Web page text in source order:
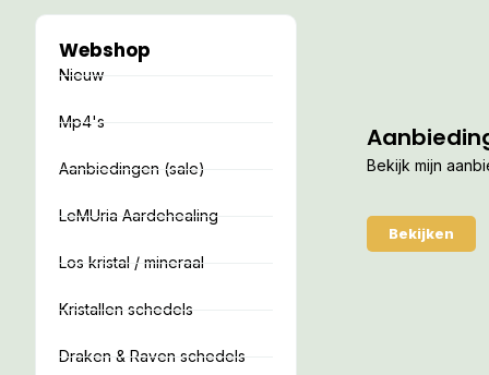
Webshop
Nieuw
Mp4's
Aanbiedingen (sale)
LeMUria Aardehealing
Los kristal / mineraal
Kristallen schedels
Draken & Raven schedels
Bekijk mijn
Bekijken